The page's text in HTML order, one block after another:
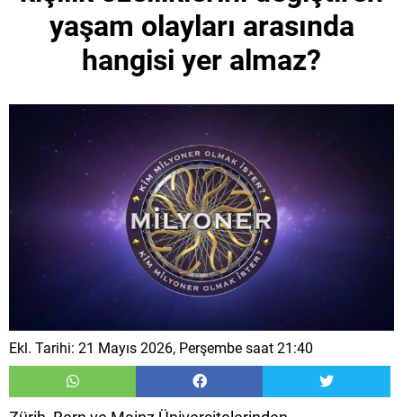
yaşam olayları arasında
hangisi yer almaz?
Ekl. Tarihi: 21 Mayıs 2026, Perşembe saat 21:40